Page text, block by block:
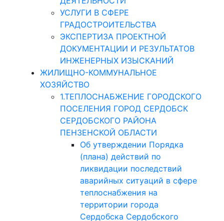
УСЛУГИ В СФЕРЕ
ГРАДОСТРОИТЕЛЬСТВА
ЭКСПЕРТИЗА ПРОЕКТНОЙ
ДОКУМЕНТАЦИИ И РЕЗУЛЬТАТОВ
ИНЖЕНЕРНЫХ ИЗЫСКАНИЙ
ЖИЛИЩНО-КОММУНАЛЬНОЕ
ХОЗЯЙСТВО
1.ТЕПЛОСНАБЖЕНИЕ ГОРОДСКОГО
ПОСЕЛЕНИЯ ГОРОД СЕРДОБСК
СЕРДОБСКОГО РАЙОНА
ПЕНЗЕНСКОЙ ОБЛАСТИ
Об утверждении Порядка
(плана) действий по
ликвидации последствий
аварийных ситуаций в сфере
теплоснабжения на
территории города
Сердобска Сердобского